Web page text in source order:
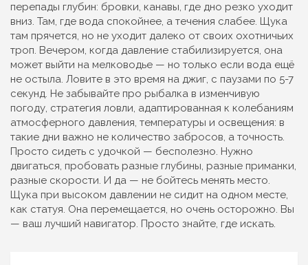
перепады глубин: бровки, канавы, где дно резко уходит
вниз. Там, где вода спокойнее, а течения слабее. Щука
там прячется, но не уходит далеко от своих охотничьих
троп. Вечером, когда давление стабилизируется, она
может выйти на мелководье — но только если вода ещё
не остыла. Ловите в это время на джиг, с паузами по 5-7
секунд. Не забывайте про рыбалка в изменчивую
погоду, стратегия ловли, адаптированная к колебаниям
атмосферного давления, температуры и освещения: в
такие дни важно не количество забросов, а точность.
Просто сидеть с удочкой — бесполезно. Нужно
двигаться, пробовать разные глубины, разные приманки,
разные скорости. И да — не бойтесь менять место.
Щука при высоком давлении не сидит на одном месте,
как статуя. Она перемещается, но очень осторожно. Вы
— ваш лучший навигатор. Просто знайте, где искать.